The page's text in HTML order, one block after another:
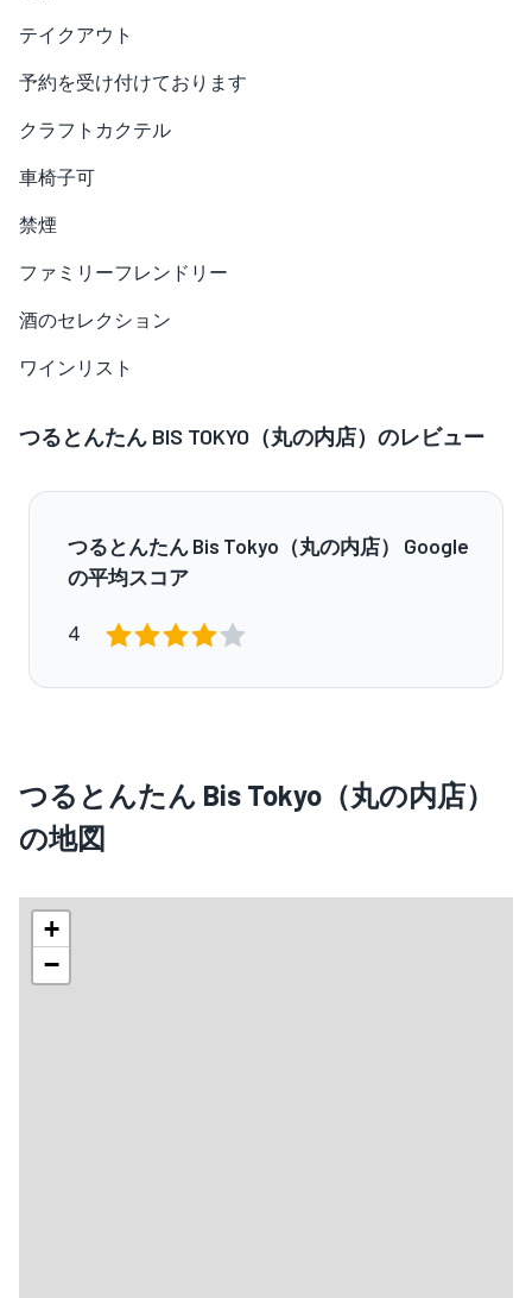
テイクアウト
予約を受け付けております
クラフトカクテル
車椅子可
禁煙
ファミリーフレンドリー
酒のセレクション
ワインリスト
つるとんたん BIS TOKYO（丸の内店）のレビュー
つるとんたん Bis Tokyo（丸の内店） Google
の平均スコア
4
つるとんたん Bis Tokyo（丸の内店）
の地図
+
−